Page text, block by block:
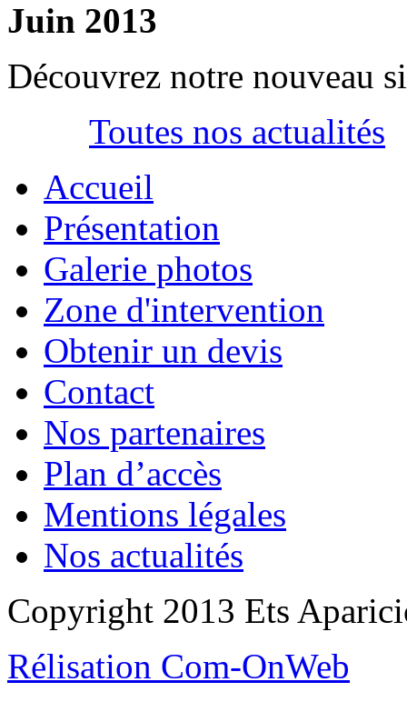
Juin 2013
Découvrez notre nouveau
Toutes nos actualités
Accueil
Présentation
Galerie photos
Zone d'intervention
Obtenir un devis
Contact
Nos partenaires
Plan d’accès
Mentions légales
Nos actualités
Copyright 2013 Ets
Rélisation Com-OnWeb